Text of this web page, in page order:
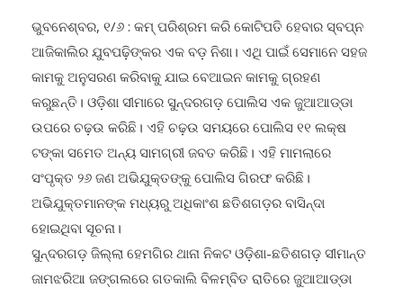
ଭୁବନେଶ୍ବର, ୧/୬ : କମ୍ ପରିଶ୍ରମ କରି କୋଟିପତି ହେବାର ସ୍ବପ୍ନ
ଆଜିକାଲିର ଯୁବପଢ଼ିଙ୍କର ଏକ ବଡ଼ ନିଶା। ଏଥି ପାଇଁ ସେମାନେ ସହଜ
କାମକୁ ଅନୁସରଣ କରିବାକୁ ଯାଇ ବେଆଇନ କାମକୁ ଗ୍ରହଣ
କରୁଛନ୍ତି। ଓଡ଼ିଶା ସୀମାରେ ସୁନ୍ଦରଗଡ଼ ପୋଲିସ ଏକ ଜୁଆଆଡ୍ଡା
ଉପରେ ଚଢ଼ଉ କରିଛି। ଏହି ଚଢ଼ଉ ସମୟରେ ପୋଲିସ ୧୧ ଲକ୍ଷ
ଟଙ୍କା ସମେତ ଅନ୍ୟ ସାମଗ୍ରୀ ଜବତ କରିଛି। ଏହି ମାମଲାରେ
ସଂପୃକ୍ତ ୨୬ ଜଣ ଅଭିଯୁକ୍ତଙ୍କୁ ପୋଲିସ ଗିରଫ କରିଛି।
ଅଭିଯୁକ୍ତମାନଙ୍କ ମଧ୍ୟରୁ ଅଧିକାଂଶ ଛତିଶଗଡ଼ର ବାସିନ୍ଦା
ହୋଇଥିବା ସୂଚନା।
ସୁନ୍ଦରଗଡ଼ ଜିଲ୍ଲା ହେମଗିର ଥାନା ନିକଟ ଓଡ଼ିଶା-ଛତିଶଗଡ଼ ସୀମାନ୍ତ
ଜାମଝରିଆ ଜଙ୍ଗଲରେ ଗତକାଲି ବିଳମ୍ବିତ ରାତିରେ ଜୁଆଆଡ୍ଡା